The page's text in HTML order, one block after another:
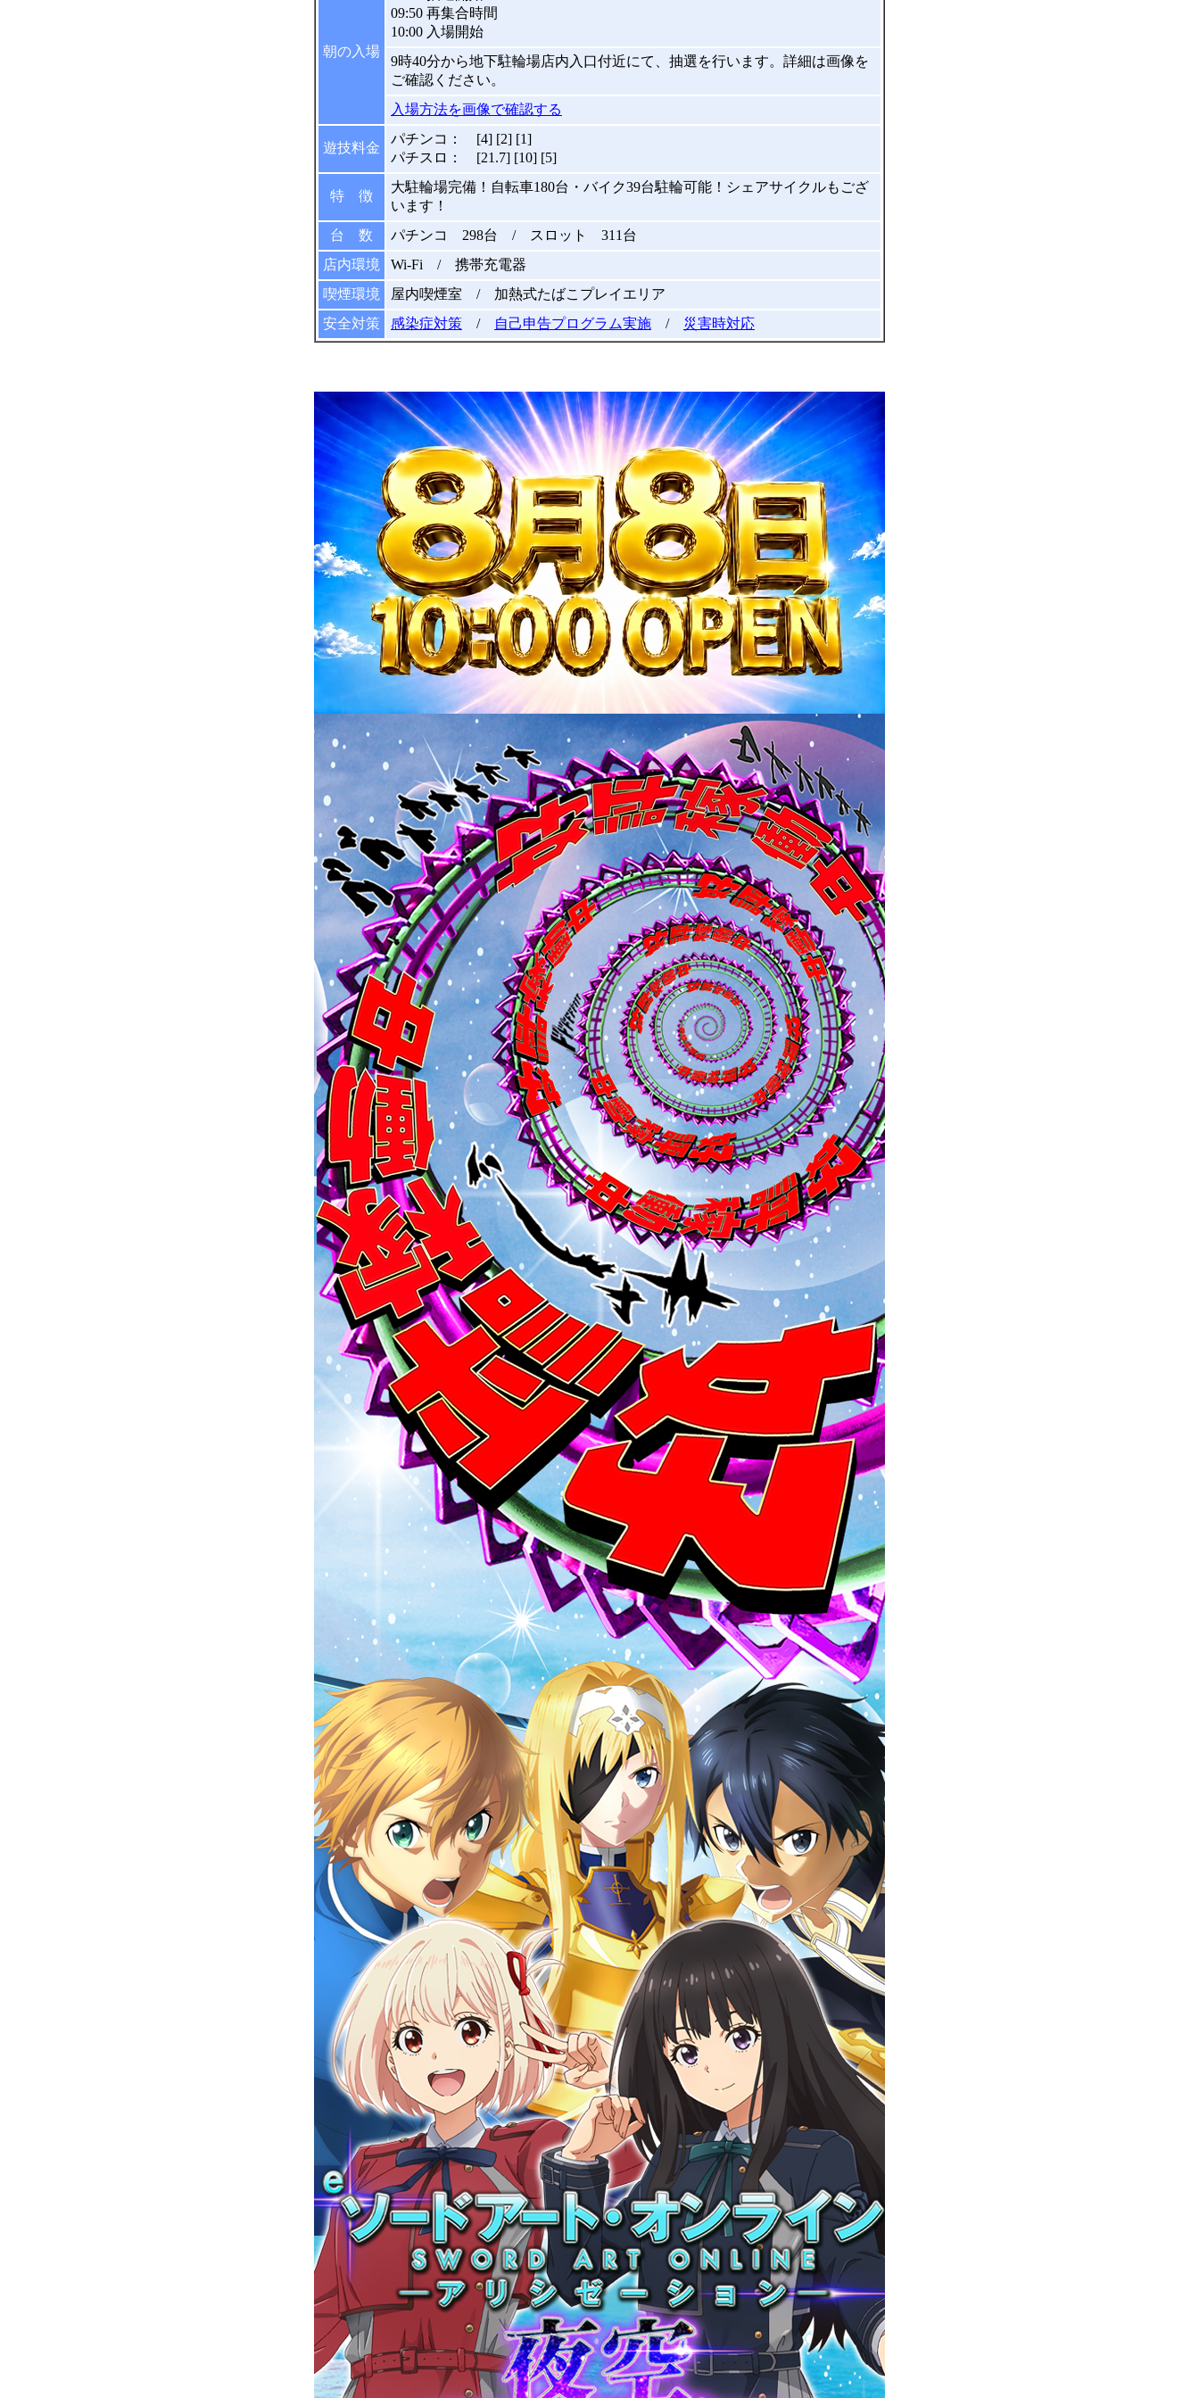
朝の入場
09:50 再集合時間
10:00 入場開始
9時40分から地下駐輪場店内入口付近にて、抽選を行います。詳細は画像を
ご確認ください。
入場方法を画像で確認する
遊技料金
パチンコ： [4] [2] [1]
パチスロ： [21.7] [10] [5]
特 徴
大駐輪場完備！自転車180台・バイク39台駐輪可能！シェアサイクルもござ
います！
台 数
パチンコ 298台 / スロット 311台
店内環境
Wi-Fi / 携帯充電器
喫煙環境
屋内喫煙室 / 加熱式たばこプレイエリア
安全対策
感染症対策 / 自己申告プログラム実施 / 災害時対応